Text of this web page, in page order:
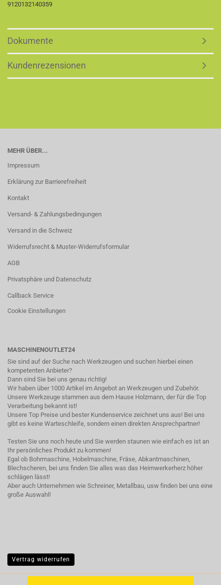
9120132140359
Dokumente
Kundenrezensionen
MEHR ÜBER...
Impressum
Erklärung zur Barrierefreiheit
Kontakt
Versand- & Zahlungsbedingungen
Versand in die Schweiz
Widerrufsrecht & Muster-Widerrufsformular
AGB
Privatsphäre und Datenschutz
Callback Service
Cookie Einstellungen
MASCHINENOUTLET24
Sie sind auf der Suche nach Werkzeugen und suchen hierbei einen
kompetenten Anbieter?
Dann sind Sie bei uns genau richtig!
Wir haben über 1000 Artikel im Angebot an Werkzeugen und Zubehör.
Unsere Werkzeuge stammen aus dem Hause Holzmann, der für die Top
Verarbeitung bekannt ist!
Unsere Top Preise und bester Kundenservice zeichnet uns aus! Bei uns
gibt es keine Warteschleife, sondern einen direkten Ansprechpartner!
Testen Sie uns noch heute und Sie werden staunen wie einfach es ist an
Ihr persönliches Produkt zu kommen!
Egal ob Bohrmaschine, Hobelmaschine, Fräse, Abkantmaschinen,
Blechscheren, bei uns finden Sie alles was das Heimwerkerherz höher
schlägen lässt!
Aber auch Unternehmen wie Schreiner, Metallbau, usw finden bei uns eine
große Auswahl!
Vertrag widerrufen